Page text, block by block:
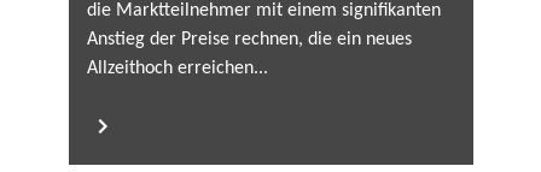
die Marktteilnehmer mit einem signifikanten
Anstieg der Preise rechnen, die ein neues
Allzeithoch erreichen...